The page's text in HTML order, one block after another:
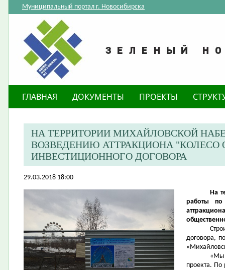
Муниципальный портал г. Новосибирска
ГЛАВНАЯ ДОКУМЕНТЫ ПРОЕКТЫ
НА ТЕРРИТОРИИ МИХАЙЛОВСКОЙ
ВОЗВЕДЕНИЮ АТТРАКЦИОНА "КОЛЕСО
ИНВЕСТИЦИОННОГО ДОГОВОРА
29.03.2018 18:00
На
работы по
договора,
«Мы
проекта. По